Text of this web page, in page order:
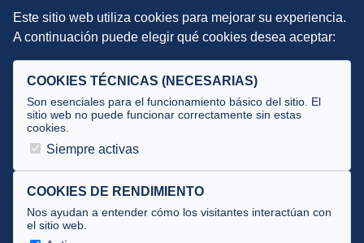
DIRECCIÓN TÉCNICA
Selecciones
Tecnificación
JUECES Y OFICIALES
Documentos
Cursos
Circulares oficiales
Este sitio web utiliza cookies para mejorar su experiencia.
A continuación puede elegir qué cookies desea aceptar:
COOKIES TÉCNICAS (NECESARIAS)
Son esenciales para el funcionamiento básico del sitio. El
sitio web no puede funcionar correctamente sin estas
cookies.
Siempre activas
COOKIES DE RENDIMIENTO
Nos ayudan a entender cómo los visitantes interactúan con
el sitio web.